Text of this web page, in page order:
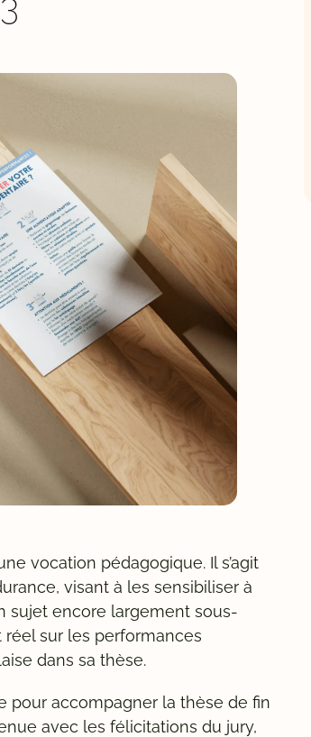
vocation pédagogique. Il s’agit
visant à les sensibiliser à
sujet encore largement sous-
sur les performances
dans sa thèse.
pour accompagner la thèse de fin
avec les félicitations du jury,